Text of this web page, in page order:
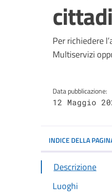
Per richiedere
Multiservizi
Data pubblicazione:
12 Maggio
INDICE DELLA
Descrizione
Luoghi